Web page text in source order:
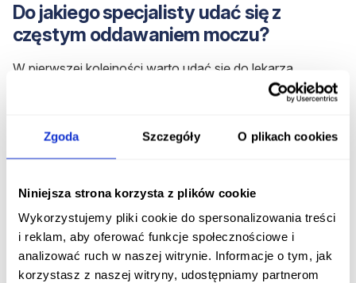
Zgoda Szczegóły O plikach cookies
Niniejsza strona korzysta z plików cookie
Wykorzystujemy pliki cookie do spersonalizowania treści
i reklam, aby oferować funkcje społecznościowe i
analizować ruch w naszej witrynie. Informacje o tym, jak
korzystasz z naszej witryny, udostępniamy partnerom
Do jakiego specjalisty udać się z
częstym oddawaniem moczu?
W pierwszej kolejności warto udać się do lekarza
rodzinnego. Zleci on podstawowe badania i skieruje do
następnego specjalisty, w zależności od podejrzewanej
Częstomocz na tle nerwowym często pozostaje
pozostałe możliwe przyczyny dolegliwości, warto
zwrócić uwagę na to, jak wygląda poziom dobrostanu
psychicznego pacjenta. W toku diagnostyki konieczna
może okazać się wizyta u specjalisty zdrowia
psychicznego, np. u lekarza psychiatry lub u psychologa